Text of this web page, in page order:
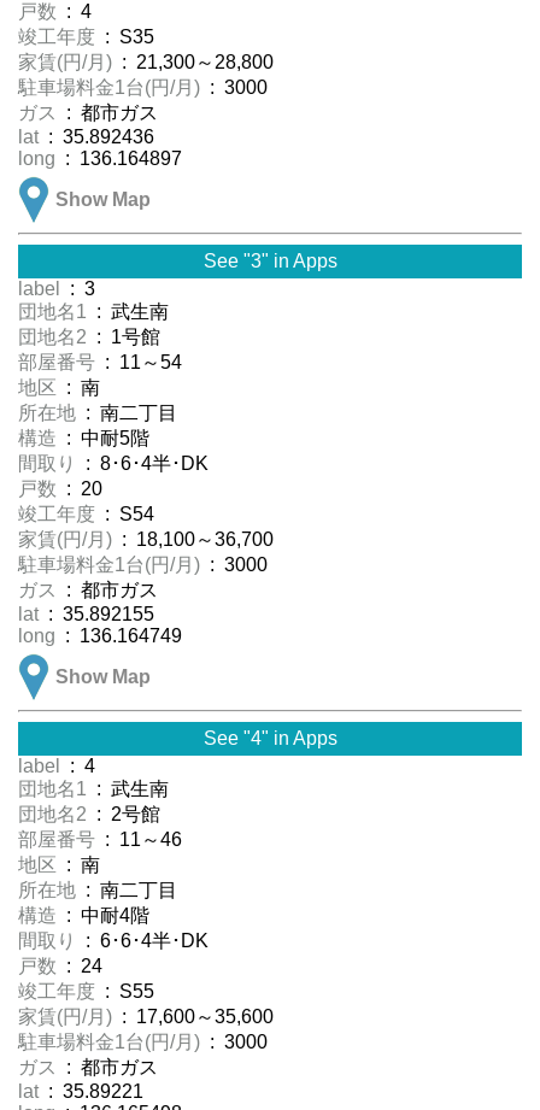
戸数 : 4
竣工年度 : S35
家賃(円/月) : 21,300～28,800
駐車場料金1台(円/月) : 3000
ガス
: 都市ガス
lat : 35.892436
long : 136.164897
Show Map
See "3" in Apps
label
: 3
団地名1 : 武生南
団地名2 : 1号館
部屋番号 : 11～54
地区 : 南
所在地 : 南二丁目
構造 : 中耐5階
間取り
: 8･6･4半･DK
戸数 : 20
竣工年度 : S54
家賃(円/月) : 18,100～36,700
駐車場料金1台(円/月) : 3000
ガス
: 都市ガス
lat : 35.892155
long : 136.164749
Show Map
See "4" in Apps
label
: 4
団地名1 : 武生南
団地名2 : 2号館
部屋番号 : 11～46
地区 : 南
所在地 : 南二丁目
構造 : 中耐4階
間取り
: 6･6･4半･DK
戸数 : 24
竣工年度 : S55
家賃(円/月) : 17,600～35,600
駐車場料金1台(円/月) : 3000
ガス
: 都市ガス
lat : 35.89221